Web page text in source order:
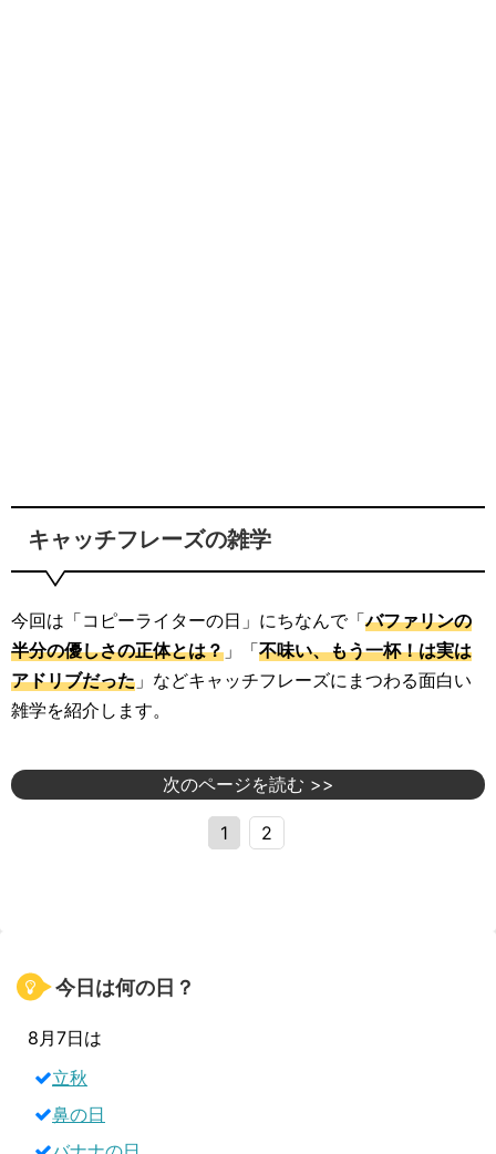
キャッチフレーズの雑学
今回は「コピーライターの日」にちなんで「バファリンの
半分の優しさの正体とは？ 」「不味い、もう一杯！は実は
アドリブだった 」などキャッチフレーズにまつわる面白い
雑学を紹介します。
次のページを読む >>
1 2
今日は何の日？
8月7日は
立秋
鼻の日